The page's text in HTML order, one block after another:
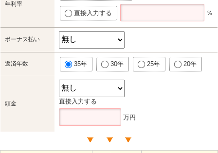
年利率
直接入力する ％
ボーナス払い
返済年数 35年 30年 25年 20年
頭金 直接入力する
万円